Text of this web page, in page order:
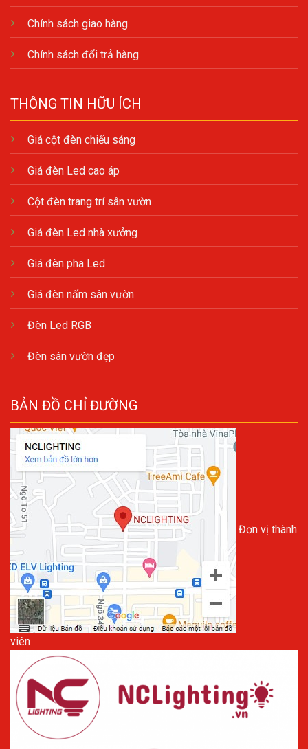
Chính sách giao hàng
Chính sách đổi trả hàng
THÔNG TIN HỮU ÍCH
Giá cột đèn chiếu sáng
Giá đèn Led cao áp
Cột đèn trang trí sân vườn
Giá đèn Led nhà xưởng
Giá đèn pha Led
Giá đèn nấm sân vườn
Đèn Led RGB
Đèn sân vườn đẹp
BẢN ĐỒ CHỈ ĐƯỜNG
Đơn vị thành
viên